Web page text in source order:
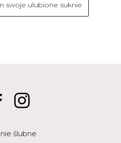
swoje ulubione suknie
ślubne